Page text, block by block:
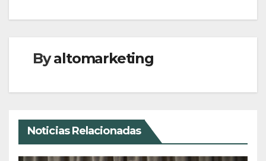
Byaltomarketing
Noticias Relacionadas